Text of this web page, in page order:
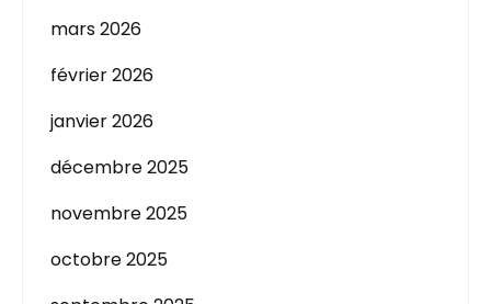
mars 2026
février 2026
janvier 2026
décembre 2025
novembre 2025
octobre 2025